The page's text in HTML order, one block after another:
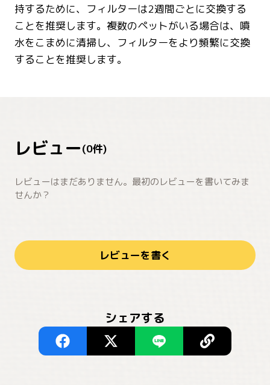
持するために、フィルターは2週間ごとに交換する
ことを推奨します。複数のペットがいる場合は、噴
水をこまめに清掃し、フィルターをより頻繁に交換
することを推奨します。
レビュー(0件)
レビューはまだありません。最初のレビューを書いてみま
せんか？
レビューを書く
シェアする